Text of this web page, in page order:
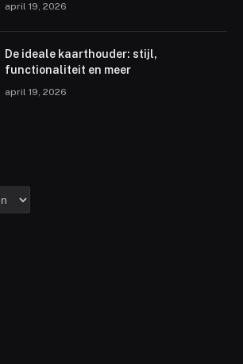
april 19, 2026
De ideale kaarthouder: stijl,
functionaliteit en meer
april 19, 2026